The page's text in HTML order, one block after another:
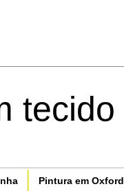
tecido
Pintura em Oxford